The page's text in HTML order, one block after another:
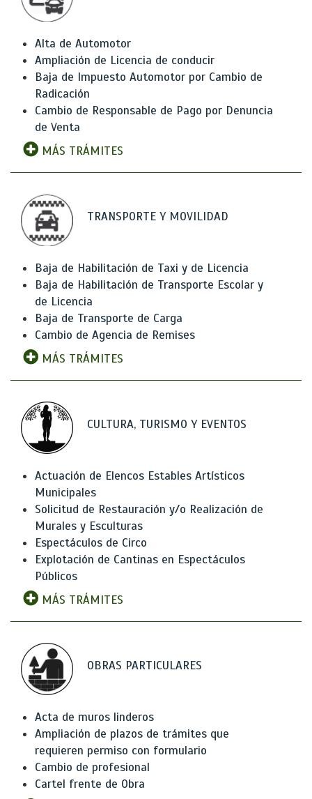
Alta de Automotor
Ampliación de Licencia de conducir
Baja de Impuesto Automotor por Cambio de
Radicación
Cambio de Responsable de Pago por Denuncia
de Venta
MÁS TRÁMITES
TRANSPORTE Y MOVILIDAD
Baja de Habilitación de Taxi y de Licencia
Baja de Habilitación de Transporte Escolar y
de Licencia
Baja de Transporte de Carga
Cambio de Agencia de Remises
MÁS TRÁMITES
CULTURA, TURISMO Y EVENTOS
Actuación de Elencos Estables Artísticos
Municipales
Solicitud de Restauración y/o Realización de
Murales y Esculturas
Espectáculos de Circo
Explotación de Cantinas en Espectáculos
Públicos
MÁS TRÁMITES
OBRAS PARTICULARES
Acta de muros linderos
Ampliación de plazos de trámites que
requieren permiso con formulario
Cambio de profesional
Cartel frente de Obra